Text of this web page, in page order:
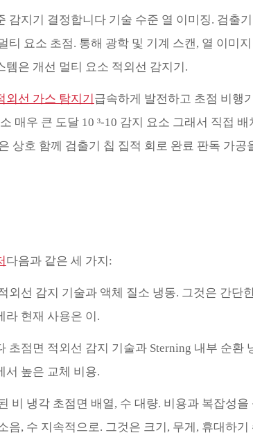
감지기 결정합니다 기술 수준 열 이미징. 검출
티 요소 초점. 통해 광학 및 기계 스캔, 열 이미
은 개선 멀티 요소 적외선 감지기.
외선 가스 탐지기 급속하게 발전하고 초점 비행
매우 큰 도달 10 ³-10 감지 요소 그래서 직접 배
상호 함께 검출기 칩 집적 회로 완료 판독 가공
다음과 같은 세 가지:
외선 감지 기술과 액체 질소 냉동. 그것은 간단
라 현재 사용은 이.
점면 적외선 감지 기술과 Sterning 내부 순환
서 높은 교체 비용.
비 냉각 초점면 배열, 수 대량. 비용과 복잡성을
음, 수 지속적으로. 그것은 크기, 무게, 휴대하기